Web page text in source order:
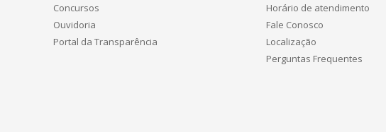
Concursos
Ouvidoria
Portal da Transparência
Horário de atendimento
Fale Conosco
Localização
Perguntas Frequentes